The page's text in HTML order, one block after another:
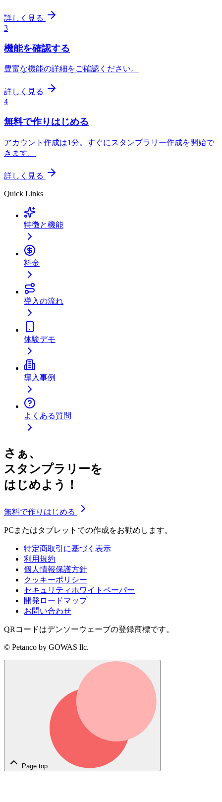
詳しく見る
3
機能を確認する
豊富な機能の詳細をご確認ください。
詳しく見る
4
無料で作りはじめる
アカウント作成は1分。すぐにスタンプラリー作成を開始で
きます。
詳しく見る
Quick Links
特徴と機能
料金
導入の流れ
体験デモ
導入事例
よくある質問
さぁ、
スタンプラリーを
はじめよう！
無料で作りはじめる
PCまたはタブレットでの作成をお勧めします。
特定商取引に基づく表示
利用規約
個人情報保護方針
クッキーポリシー
セキュリティホワイトペーパー
開発ロードマップ
お問い合わせ
QRコードはデンソーウェーブの登録商標です。
© Petanco by GOWAS llc.
Page top